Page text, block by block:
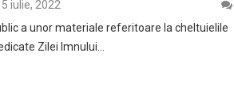
iulie, 2022
a unor materiale referitoare la cheltuielile
Zilei Imnului…